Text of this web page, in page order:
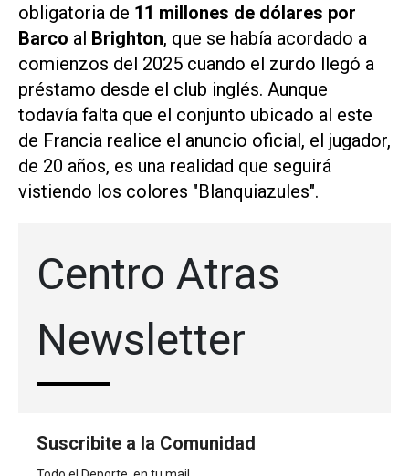
obligatoria de 11 millones de dólares por
Barco al Brighton, que se había acordado a
comienzos del 2025 cuando el zurdo llegó a
préstamo desde el club inglés. Aunque
todavía falta que el conjunto ubicado al este
de Francia realice el anuncio oficial, el jugador,
de 20 años, es una realidad que seguirá
vistiendo los colores "Blanquiazules".